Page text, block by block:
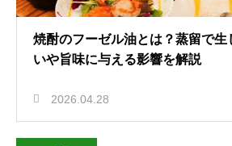
焼酎のフーゼル油とは？蒸留で生
いや旨味に与える影響を解説
2026.04.28